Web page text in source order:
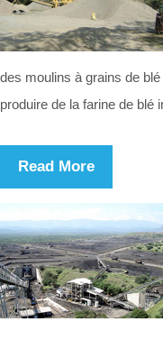
des moulins à grains de
produire de la farine de blé
Read More